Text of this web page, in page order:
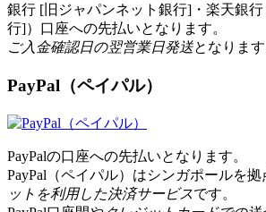
銀行 [旧ジャパンネット銀行]・楽天銀
行]）口座への先払いとなります。
ご入金確認日の翌営業日発送となります
PayPal（ペイパル）
PayPalの口座への先払いとなります。
PayPal（ペイパル）はシンガポールを拠
ットを利用した決済サービスです。